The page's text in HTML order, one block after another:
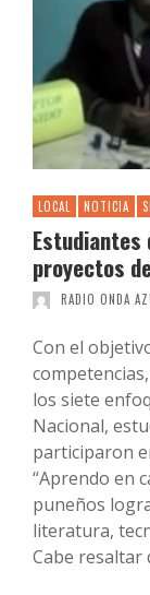
LOCAL NOTICIA
Estudiantes
proyectos
RADIO ONDA
Con el
los siete
Nacional,
participaron
“Aprendo en
puneños
literatura,
Cabe resaltar